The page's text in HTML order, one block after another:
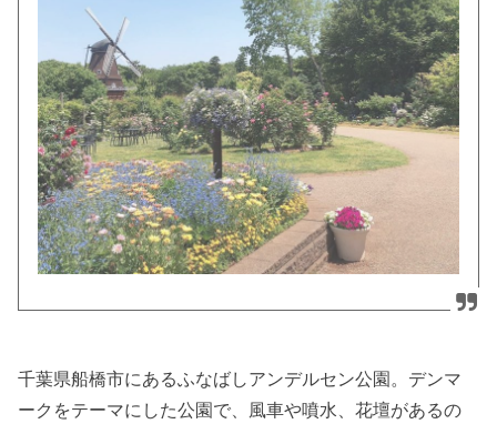
千葉県船橋市にあるふなばしアンデルセン公園。デンマ
ークをテーマにした公園で、風車や噴水、花壇があるの